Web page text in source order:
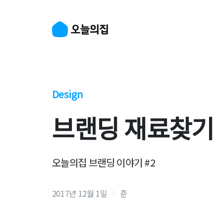
Design
브랜딩 재료찾기
오늘의집 브랜딩 이야기 #2
2017년 12월 1일 준